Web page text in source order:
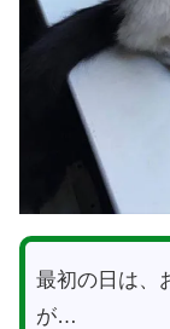
最初の日は、
が…